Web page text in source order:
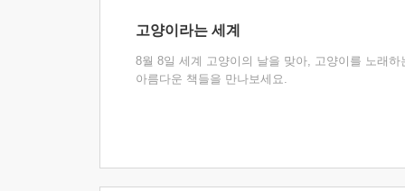
고양이라는 세계
8월 8일 세계 고양이의 날을 맞아, 고양이를 노래하
아름다운 책들을 만나보세요.